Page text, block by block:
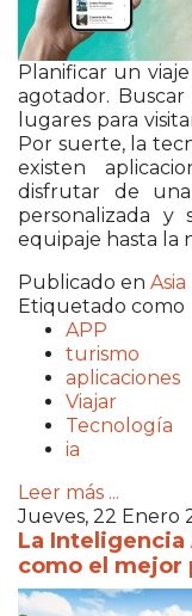
Planificar un
agotador. Buscar
lugares para
Por suerte, la
existen
disfrutar de
personalizada y
equipaje hasta la
Publicado en Asia
Etiquetado como
APP
turismo
aplicaciones
Viajar
Tecnología
ia
Leer más ...
Jueves, 22 Enero
La
como el mejor